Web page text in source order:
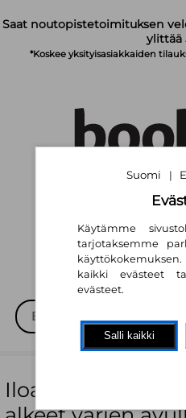
Saat noutopistetoimituksen
ylittää
*Koskee yksityisasiakkaiden
Iloa musiikista :
Suomi |
Käytämme
tarjotaksemme
kaikki evästeet
evästeet.
Salli kaikki